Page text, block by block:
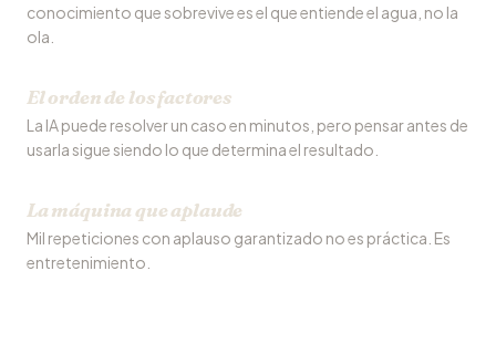
conocimiento que sobrevive es el que entiende el agua, no la
ola.
El orden de los factores
La IA puede resolver un caso en minutos, pero pensar antes de
usarla sigue siendo lo que determina el resultado.
La máquina que aplaude
Mil repeticiones con aplauso garantizado no es práctica. Es
entretenimiento.